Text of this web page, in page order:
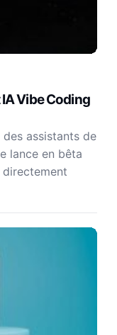
Vibe Coding
assistants de
lance en bêta